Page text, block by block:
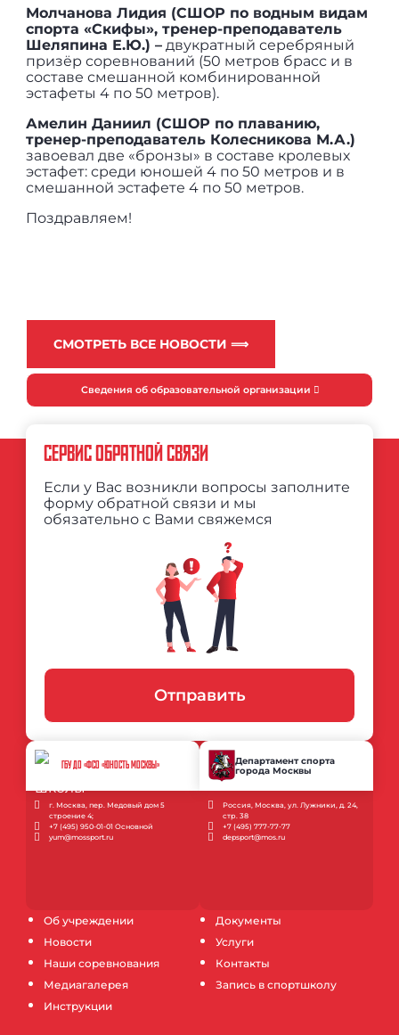
Молчанова Лидия (СШОР по водным видам
спорта «Скифы», тренер-преподаватель
Шеляпина Е.Ю.) – двукратный серебряный
призёр соревнований (50 метров брасс и в
составе смешанной комбинированной
эстафеты 4 по 50 метров).
Амелин Даниил (СШОР по плаванию,
тренер-преподаватель Колесникова М.А.)
завоевал две «бронзы» в составе кролевых
эстафет: среди юношей 4 по 50 метров и в
смешанной эстафете 4 по 50 метров.
Поздравляем!
СМОТРЕТЬ ВСЕ НОВОСТИ ⟹
Сведения об образовательной организации
Об учреждении
Новости
Наши соревнования
Медиагалерея
Инструкции
Документы
Услуги
Контакты
Запись в спортшколу
СЕРВИС ОБРАТНОЙ СВЯЗИ
Если у Вас возникли вопросы заполните
форму обратной связи и мы
обязательно с Вами свяжемся
Отправить
ГБУ ДО «ФСО «ЮНОСТЬ МОСКВЫ»
г. Москва, пер. Медовый дом 5
строение 4;
+7 (495) 950-01-01 Основной
yum@mossport.ru
Департамент спорта
города Москвы
Россия, Москва, ул. Лужники, д. 24,
стр. 38
+7 (495) 777-77-77
depsport@mos.ru